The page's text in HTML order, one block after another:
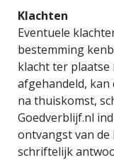
Klachten
Eventuele
bestemming
klacht ter
afgehandeld,
na thuiskomst,
Goedverblijf.nl
ontvangst van
schriftelijk